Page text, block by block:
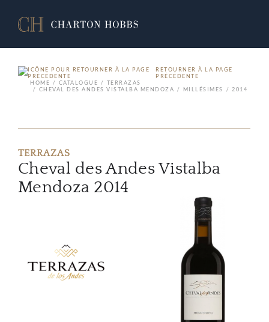
RETOURNER À LA PAGE
PRÉCÉDENTE
HOME
CATALOGUE
TERRAZAS
CHEVAL DES ANDES VISTALBA MENDOZA
MILLÉSIMES 2014
TERRAZAS
Cheval des Andes Vistalba
Mendoza 2014